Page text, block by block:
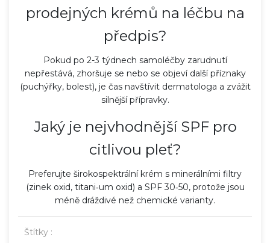
prodejných krémů na léčbu na
předpis?
Pokud po 2-3 týdnech samoléčby zarudnutí
nepřestává, zhoršuje se nebo se objeví další příznaky
(puchýřky, bolest), je čas navštívit dermatologa a zvážit
silnější přípravky.
Jaký je nejvhodnější SPF pro
citlivou pleť?
Preferujte širokospektrální krém s minerálními filtry
(zinek oxid, titani‑um oxid) a SPF 30‑50, protože jsou
méně dráždivé než chemické varianty.
Štítky :